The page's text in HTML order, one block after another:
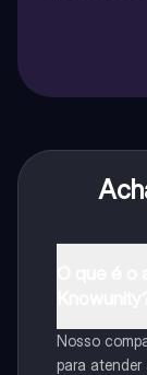
Nosso
para